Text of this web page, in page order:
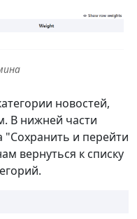
новостей,
В нижней части
"Сохранить и перейти
вернуться к списку